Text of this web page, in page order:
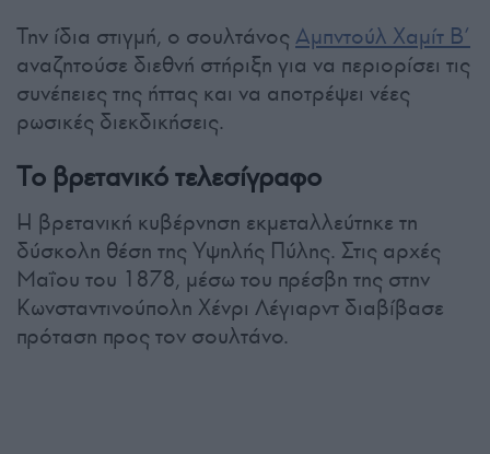
Την ίδια στιγμή, ο σουλτάνος Αμπντούλ Χαμίτ Β’
αναζητούσε διεθνή στήριξη για να περιορίσει τις
συνέπειες της ήττας και να αποτρέψει νέες
ρωσικές διεκδικήσεις.
Το βρετανικό τελεσίγραφο
Η βρετανική κυβέρνηση εκμεταλλεύτηκε τη
δύσκολη θέση της Υψηλής Πύλης. Στις αρχές
Μαΐου του 1878, μέσω του πρέσβη της στην
Κωνσταντινούπολη Χένρι Λέγιαρντ διαβίβασε
πρόταση προς τον σουλτάνο.